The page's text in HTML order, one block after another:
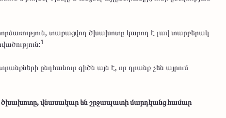
տաքացվող ծխախոտը կարող է լավ տարբերակ
1
ընդհանուր գիծն այն է, որ դրանք չեն այրում
ծխախոտը, վնասակար են շրջապատի մարդկանց համար